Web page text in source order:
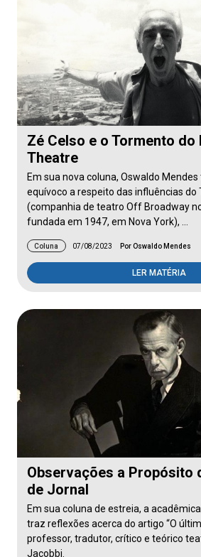
Zé Celso e o Tormento do
Theatre
Em sua nova coluna, Oswaldo
equívoco a respeito das influências do
(companhia de teatro Off Broadway
fundada em 1947, em Nova York), …
Coluna 07/08/2023 Por Oswaldo Mendes
LER MATÉRIA
Observações a Propósito
de Jornal
Em sua coluna de estreia, a
traz reflexões acerca do artigo “O
professor, tradutor, crítico e teórico
Jacobbi.